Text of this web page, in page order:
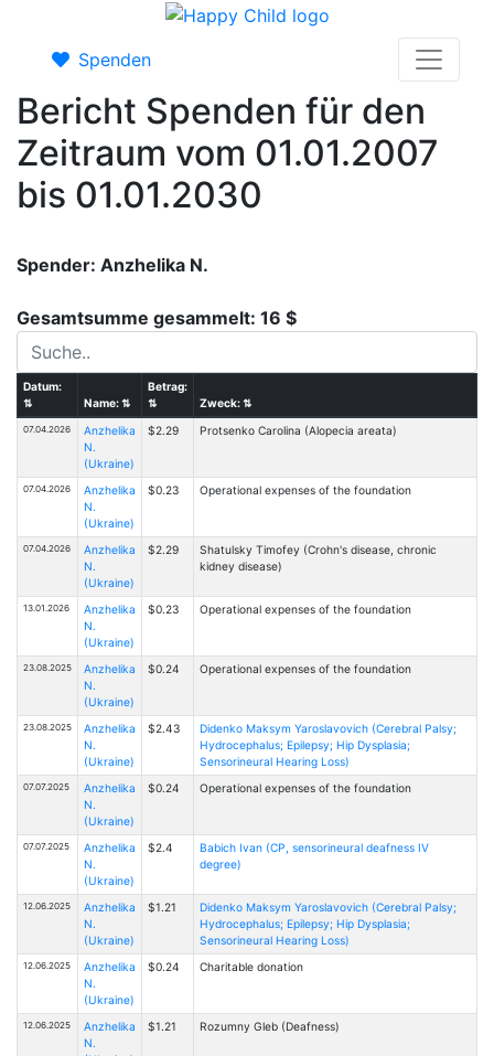
Spenden
Bericht Spenden für den
Zeitraum vom 01.01.2007
bis 01.01.2030
Spender: Anzhelika N.
Gesamtsumme gesammelt: 16 $
Datum:
⇅
Name:⇅
Betrag:
⇅
Zweck:⇅
07.04.2026
Anzhelika
N.
(Ukraine)
$2.29 Protsenko Carolina (Alopecia areata)
07.04.2026
Anzhelika
N.
(Ukraine)
$0.23 Operational expenses of the foundation
07.04.2026
Anzhelika
N.
(Ukraine)
$2.29
Shatulsky Timofey (Crohn's disease, chronic
kidney disease)
13.01.2026
Anzhelika
N.
(Ukraine)
$0.23 Operational expenses of the foundation
23.08.2025
Anzhelika
N.
(Ukraine)
$0.24 Operational expenses of the foundation
23.08.2025
Anzhelika
N.
(Ukraine)
$2.43
Didenko Maksym Yaroslavovich (Cerebral Palsy;
Hydrocephalus; Epilepsy; Hip Dysplasia;
Sensorineural Hearing Loss)
07.07.2025
Anzhelika
N.
(Ukraine)
$0.24 Operational expenses of the foundation
07.07.2025
Anzhelika
N.
(Ukraine)
$2.4
Babich Ivan (CP, sensorineural deafness IV
degree)
12.06.2025
Anzhelika
N.
(Ukraine)
$1.21
Didenko Maksym Yaroslavovich (Cerebral Palsy;
Hydrocephalus; Epilepsy; Hip Dysplasia;
Sensorineural Hearing Loss)
12.06.2025
Anzhelika
N.
(Ukraine)
$0.24 Charitable donation
12.06.2025
Anzhelika
N.
$1.21 Rоzumny Gleb (Deafness)